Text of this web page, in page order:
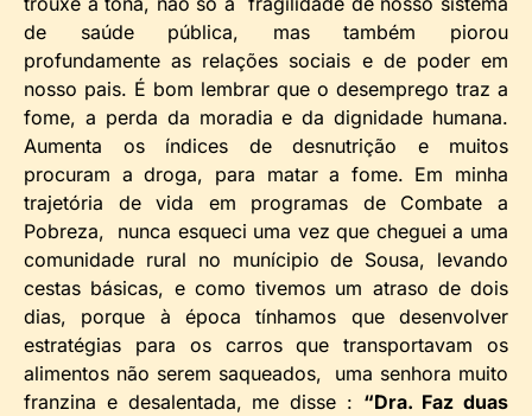
de saúde pública, mas também piorou
profundamente as relações sociais e de poder em
nosso pais. É bom lembrar que o desemprego traz a
fome, a perda da moradia e da dignidade humana.
Aumenta os índices de desnutrição e muitos
procuram a droga, para matar a fome. Em minha
trajetória de vida em programas de Combate a
Pobreza, nunca esqueci uma vez que cheguei a uma
comunidade rural no munícipio de Sousa, levando
cestas básicas, e como tivemos um atraso de dois
dias, porque à época tínhamos que desenvolver
estratégias para os carros que transportavam os
alimentos não serem saqueados, uma senhora muito
franzina e desalentada, me disse : “Dra. Faz duas